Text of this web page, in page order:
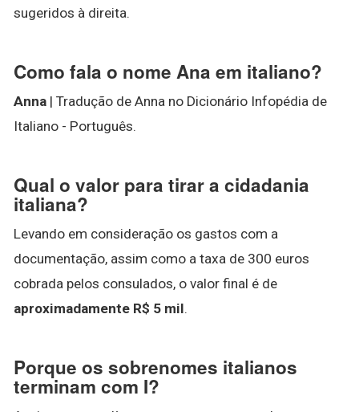
sugeridos à direita.
Como fala o nome Ana em italiano?
Anna | Tradução de Anna no Dicionário Infopédia de
Italiano - Português.
Qual o valor para tirar a cidadania
italiana?
Levando em consideração os gastos com a
documentação, assim como a taxa de 300 euros
cobrada pelos consulados, o valor final é de
aproximadamente R$ 5 mil.
Porque os sobrenomes italianos
terminam com I?